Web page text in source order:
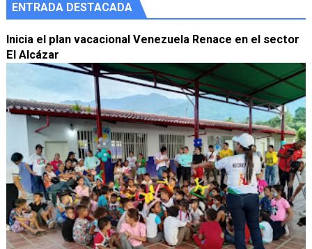
ENTRADA DESTACADA
Inicia el plan vacacional Venezuela Renace en el sector
El Alcázar